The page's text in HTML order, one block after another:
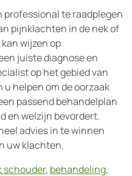
professional te raadplegen
pijnklachten in de nek of
wijzen op
juiste diagnose en
op het gebied van
helpen om de oorzaak
passend behandelplan
en welzijn bevordert.
advies in te winnen
uw klachten.
schouder, behandeling,